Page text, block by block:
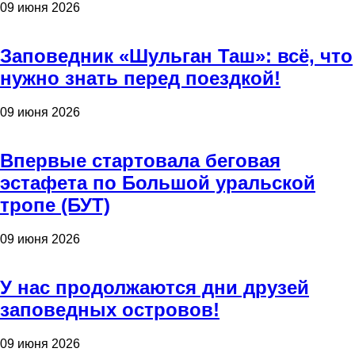
09 июня 2026
Заповедник «Шульган Таш»: всё, что
нужно знать перед поездкой!
09 июня 2026
Впервые стартовала беговая
эстафета по Большой уральской
тропе (БУТ)
09 июня 2026
У нас продолжаются дни друзей
заповедных островов!
09 июня 2026